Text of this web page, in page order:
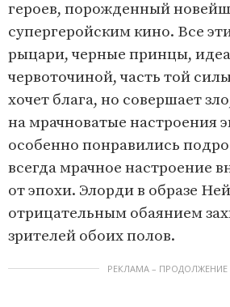
героев, порожденный
супергеройским кино. Все
рыцари, черные принцы,
червоточиной, часть той
хочет блага, но совершает
на мрачноватые настроения
особенно понравились
всегда мрачное настроение
от эпохи. Элорди в образе
отрицательным обаянием
зрителей обоих полов.
РЕКЛАМА – ПРОДОЛЖЕНИЕ